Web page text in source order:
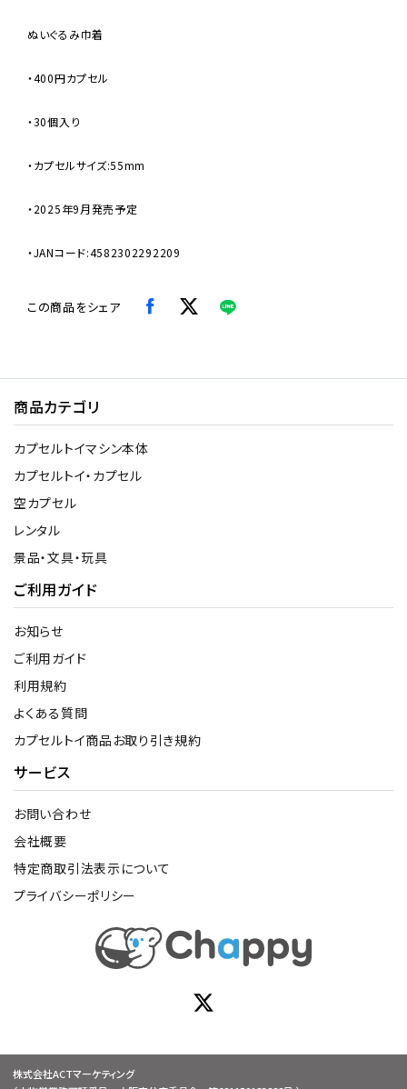
ぬいぐるみ巾着
・400円カプセル
・30個入り
・カプセルサイズ:55mm
・2025年9月発売予定
・JANコード:4582302292209
この商品をシェア
商品カテゴリ
カプセルトイマシン本体
カプセルトイ・カプセル
空カプセル
レンタル
景品・文具・玩具
ご利用ガイド
お知らせ
ご利用ガイド
利用規約
よくある質問
カプセルトイ商品お取り引き規約
サービス
お問い合わせ
会社概要
特定商取引法表示について
プライバシーポリシー
株式会社ACTマーケティング